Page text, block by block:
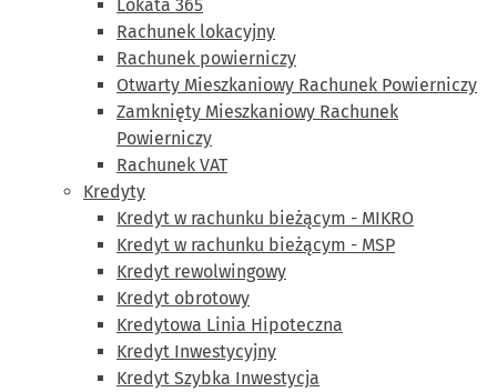
Lokata 365
Rachunek lokacyjny
Rachunek powierniczy
Otwarty Mieszkaniowy Rachunek Powierniczy
Zamknięty Mieszkaniowy Rachunek
Powierniczy
Rachunek VAT
Kredyty
Kredyt w rachunku bieżącym - MIKRO
Kredyt w rachunku bieżącym - MSP
Kredyt rewolwingowy
Kredyt obrotowy
Kredytowa Linia Hipoteczna
Kredyt Inwestycyjny
Kredyt Szybka Inwestycja